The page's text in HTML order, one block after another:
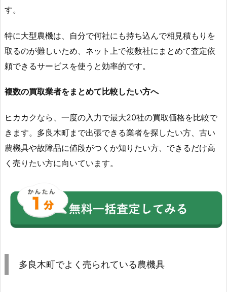
す。
特に大型農機は、自分で何社にも持ち込んで相見積もりを
取るのが難しいため、ネット上で複数社にまとめて査定依
頼できるサービスを使うと効率的です。
複数の買取業者をまとめて比較したい方へ
ヒカカクなら、一度の入力で最大20社の買取価格を比較で
きます。多良木町まで出張できる業者を探したい方、古い
農機具や故障品に値段がつくか知りたい方、できるだけ高
く売りたい方に向いています。
多良木町でよく売られている農機具